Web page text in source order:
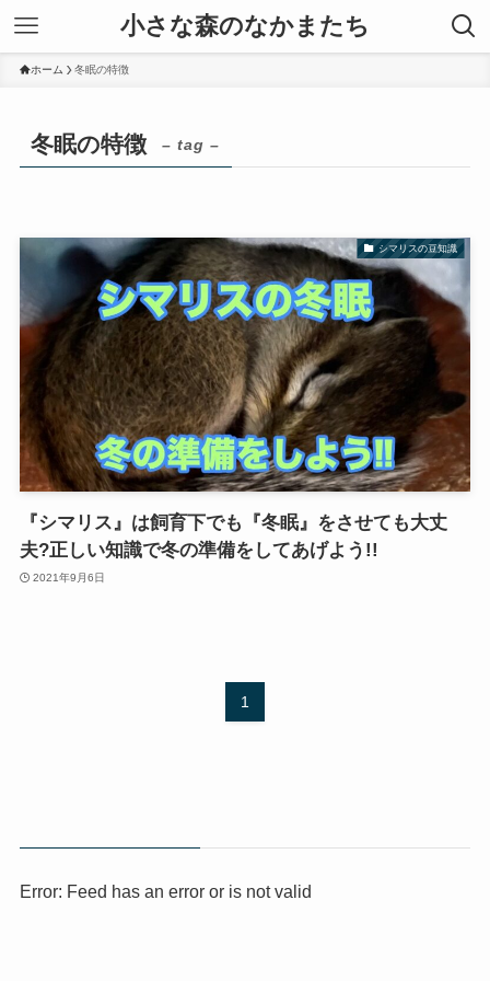
小さな森のなかまたち
ホーム 冬眠の特徴
冬眠の特徴 – tag –
シマリスの豆知識
『シマリス』は飼育下でも『冬眠』をさせても大丈
夫?正しい知識で冬の準備をしてあげよう!!
2021年9月6日
1
Error: Feed has an error or is not valid